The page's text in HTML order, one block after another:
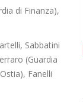
di Finanza),
Sabbatini
(Guardia
Fanelli